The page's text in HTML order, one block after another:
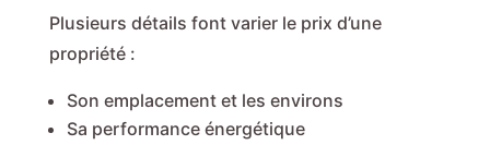
Plusieurs détails font varier le prix d’une
propriété :
Son emplacement et les environs
Sa performance énergétique